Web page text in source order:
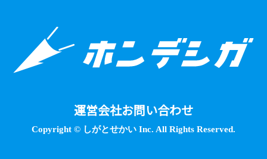
運営会社お問い合わせ
Copyright © しがとせかい Inc. All Rights Reserved.